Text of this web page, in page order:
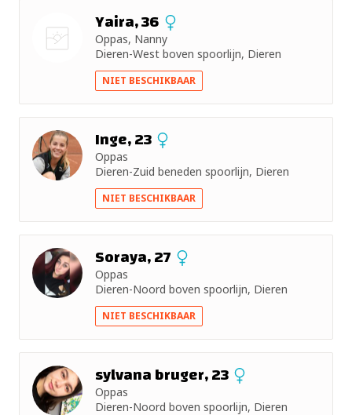
Yaira, 36
Oppas, Nanny
Dieren-West boven spoorlijn, Dieren
NIET BESCHIKBAAR
Inge, 23
Oppas
Dieren-Zuid beneden spoorlijn, Dieren
NIET BESCHIKBAAR
Soraya, 27
Oppas
Dieren-Noord boven spoorlijn, Dieren
NIET BESCHIKBAAR
sylvana bruger, 23
Oppas
Dieren-Noord boven spoorlijn, Dieren